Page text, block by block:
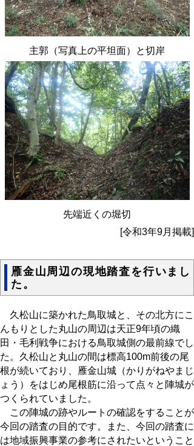
主郭（写真上の平坦面）と切岸
先端近くの堀切
[令和3年9月掲載]
雁金山周辺の現地踏査を行いまし
た。
久松山に築かれた鳥取城と、その北方にこ
んもりとした丸山の周辺は天正9年頃の織
田・毛利戦争における鳥取城側の最前線でし
た。久松山と丸山の間は標高100m前後の尾
根が続いており、雁金山城（かりがねやまじ
ょう）をはじめ尾根筋に沿って点々と陣城が
つくられていました。
この陣城の跡やルートの確認をすることが
今回の踏査の目的です。また、今回の踏査に
は地域振興事業の参考にされたいということ